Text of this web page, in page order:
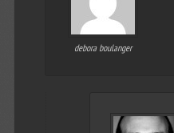
debora boulanger